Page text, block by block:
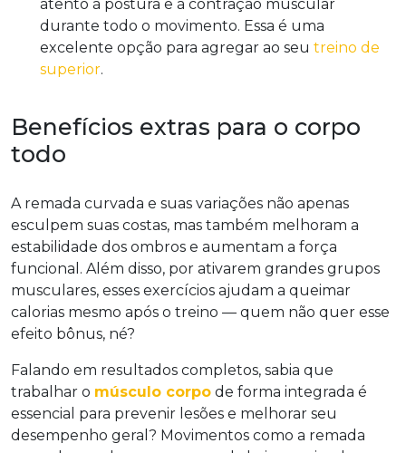
atento à postura e à contração muscular
durante todo o movimento. Essa é uma
excelente opção para agregar ao seu treino de
superior.
Benefícios extras para o corpo
todo
A remada curvada e suas variações não apenas
esculpem suas costas, mas também melhoram a
estabilidade dos ombros e aumentam a força
funcional. Além disso, por ativarem grandes grupos
musculares, esses exercícios ajudam a queimar
calorias mesmo após o treino — quem não quer esse
efeito bônus, né?
Falando em resultados completos, sabia que
trabalhar o músculo corpo de forma integrada é
essencial para prevenir lesões e melhorar seu
desempenho geral? Movimentos como a remada